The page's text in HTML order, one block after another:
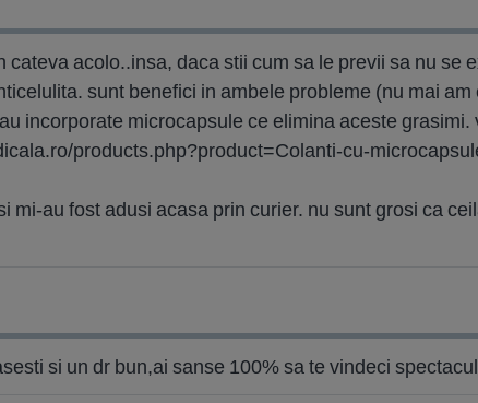
acolo..insa, daca stii cum sa le previi sa nu se
sunt benefici in ambele probleme (nu mai am
incorporate microcapsule ce elimina aceste grasimi.
products.php?product=Colanti-cu-
mi-au fost adusi acasa prin curier. nu sunt grosi ca
si un dr bun,ai sanse 100% sa te vindeci